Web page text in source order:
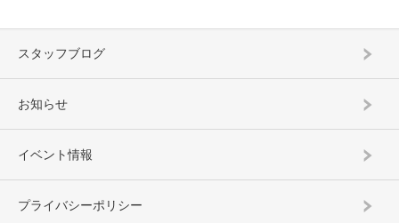
スタッフブログ
お知らせ
イベント情報
プライバシーポリシー